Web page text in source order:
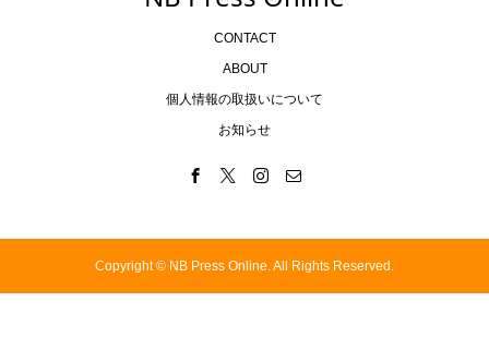
CONTACT
ABOUT
個人情報の取扱いについて
お知らせ
Copyright © NB Press Online. All Rights Reserved.